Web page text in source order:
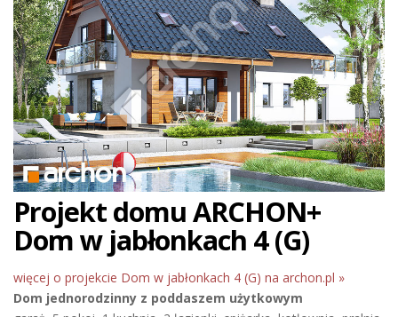
Projekt domu ARCHON+
Dom w jabłonkach 4 (G)
więcej o projekcie Dom w jabłonkach 4 (G) na archon.pl »
Dom jednorodzinny z poddaszem użytkowym